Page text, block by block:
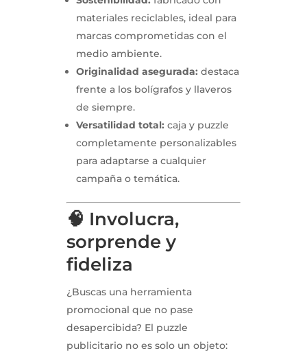
materiales reciclables, ideal para
marcas comprometidas con el
medio ambiente.
Originalidad asegurada: destaca
frente a los bolígrafos y llaveros
de siempre.
Versatilidad total: caja y puzzle
completamente personalizables
para adaptarse a cualquier
campaña o temática.
🧠 Involucra,
sorprende y
fideliza
¿Buscas una herramienta
promocional que no pase
desapercibida? El puzzle
publicitario no es solo un objeto: